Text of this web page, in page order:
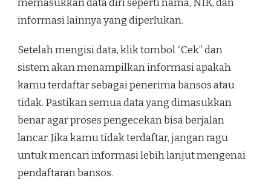
memasukkan data diri seperti nama, NIK, dan
informasi lainnya yang diperlukan.
Setelah mengisi data, klik tombol “Cek” dan
sistem akan menampilkan informasi apakah
kamu terdaftar sebagai penerima bansos atau
tidak. Pastikan semua data yang dimasukkan
benar agar proses pengecekan bisa berjalan
lancar. Jika kamu tidak terdaftar, jangan ragu
untuk mencari informasi lebih lanjut mengenai
pendaftaran bansos.